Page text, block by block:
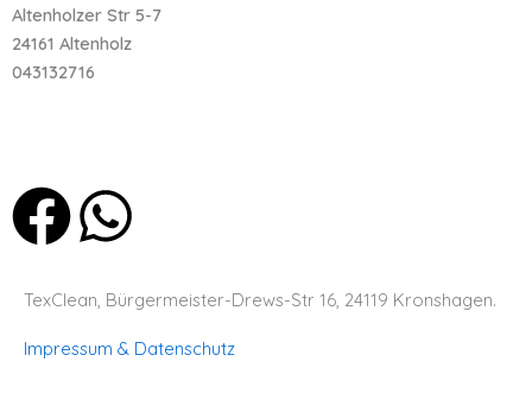
Altenholzer Str 5-7
24161 Altenholz
043132716
F
a
c
W
h
a
TexClean, Bürgermeister-Drews-Str 16, 24119 Kronshagen.
Impressum & Datenschutz